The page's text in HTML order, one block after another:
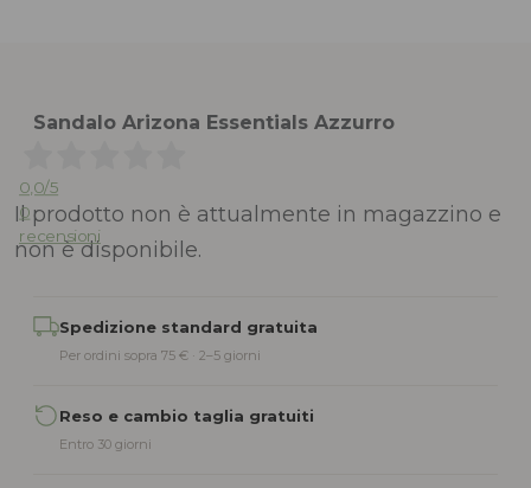
Sandalo Arizona Essentials Azzurro
0,0/5
0
recensioni
Il prodotto non è attualmente in magazzino e
non è disponibile.
Spedizione standard gratuita
Per ordini sopra 75 € · 2–5 giorni
Reso e cambio taglia gratuiti
Entro 30 giorni